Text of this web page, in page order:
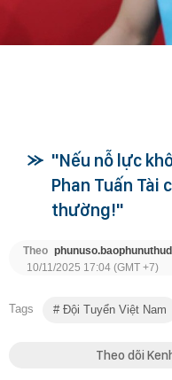
"Nếu nỗ lực
Phan Tuấn Tài
thường!"
Theo
10/11/2025 17:04 (GMT +7)
Tags Đội Tuyển Việt Nam
Theo dõi